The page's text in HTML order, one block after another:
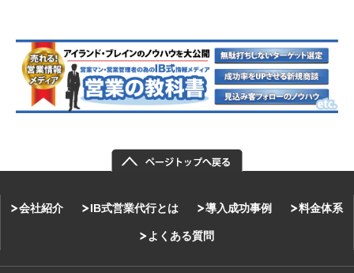
会社紹介 IB式営業代行とは 導入成功事例 料金体系
よくある質問